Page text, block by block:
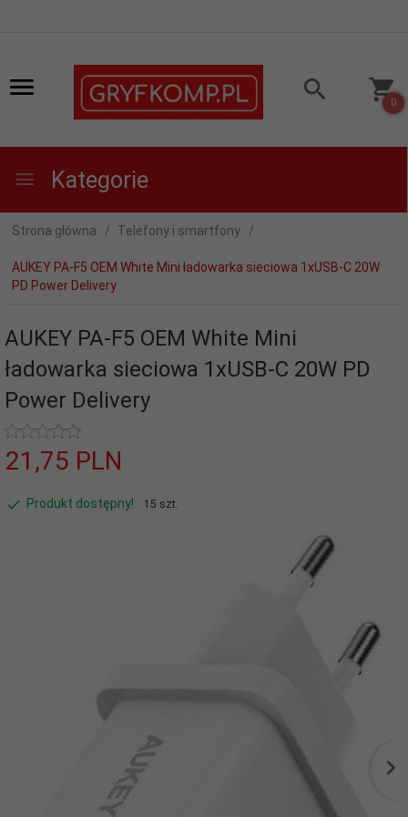
0
Kategorie
Strona główna Telefony i smartfony
AUKEY PA-F5 OEM White Mini ładowarka sieciowa 1xUSB-C 20W
PD Power Delivery
AUKEY PA-F5 OEM White Mini
ładowarka sieciowa 1xUSB-C 20W PD
Power Delivery
21,75 PLN
Produkt dostępny! 15 szt.